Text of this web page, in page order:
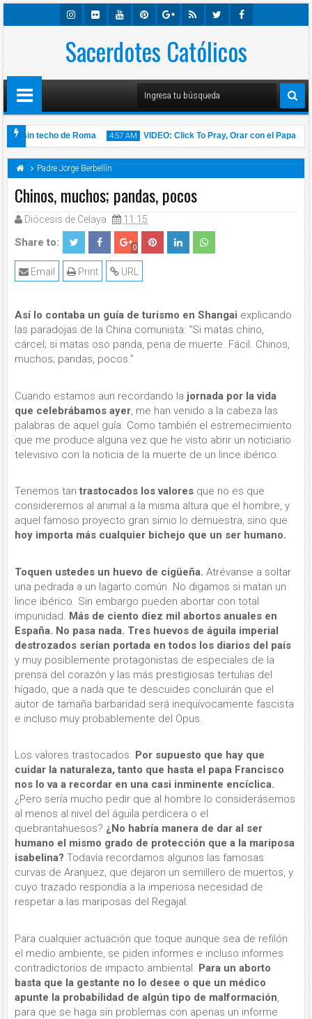
Gra R Be Est E-
Plus
R Ook
Sacerdotes Católicos
sin techo de Roma 4:57 AM
14 Nov
2020
VIDEO: Click To Pray, Orar con el Papa
2020 l Padre Carlos Yepes
Padre Jorge Berbellín
Chinos, muchos; pandas, pocos
Diócesis de Celaya 11:15
Share to: 0
URL
Print
Email
Así lo contaba un guía de turismo en Shangai explicando
las paradojas de la China comunista: “Si matas chino,
cárcel; si matas oso panda, pena de muerte. Fácil. Chinos,
muchos; pandas, pocos.”
Cuando estamos aun recordando la jornada por la vida
que celebrábamos ayer , me han venido a la cabeza las
palabras de aquel guía. Como también el estremecimiento
que me produce alguna vez que he visto abrir un noticiario
televisivo con la noticia de la muerte de un lince ibérico.
Tenemos tan trastocados los valores que no es que
consideremos al animal a la misma altura que el hombre, y
aquel famoso proyecto gran simio lo demuestra, sino que
hoy importa más cualquier bichejo que un ser humano.
Toquen ustedes un huevo de cigüeña. Atrévanse a soltar
una pedrada a un lagarto común. No digamos si matan un
lince ibérico. Sin embargo pueden abortar con total
impunidad. Más de ciento diez mil abortos anuales en
España. No pasa nada. Tres huevos de águila imperial
destrozados serían portada en todos los diarios del país
y muy posiblemente protagonistas de especiales de la
prensa del corazón y las más prestigiosas tertulias del
hígado, que a nada que te descuides concluirán que el
autor de tamaña barbaridad será inequívocamente fascista
e incluso muy probablemente del Opus.
Los valores trastocados. Por supuesto que hay que
cuidar la naturaleza, tanto que hasta el papa Francisco
nos lo va a recordar en una casi inminente encíclica.
¿Pero sería mucho pedir que al hombre lo considerásemos
al menos al nivel del águila perdicera o el
quebrantahuesos? ¿No habría manera de dar al ser
humano el mismo grado de protección que a la mariposa
isabelina? Todavía recordamos algunos las famosas
curvas de Aranjuez, que dejaron un semillero de muertos, y
cuyo trazado respondía a la imperiosa necesidad de
respetar a las mariposas del Regajal.
Para cualquier actuación que toque aunque sea de refilón
el medio ambiente, se piden informes e incluso informes
contradictorios de impacto ambiental. Para un aborto
basta que la gestante no lo desee o que un médico
apunte la probabilidad de algún tipo de malformación
para que se haga sin problemas con apenas un informe